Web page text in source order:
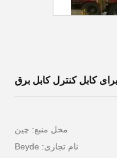
کابل کنترل کابل برق
محل منبع: چین
نام تجاری: Beyde